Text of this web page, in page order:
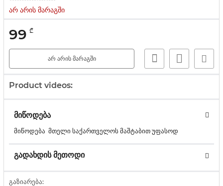
არ არის მარაგში
99 ₾
არ არის მარაგში
Product videos:
მიწოდება
მიწოდება მთელი საქართველოს მაშტაბით უფასოდ
გადახდის მეთოდი
გაზიარება: